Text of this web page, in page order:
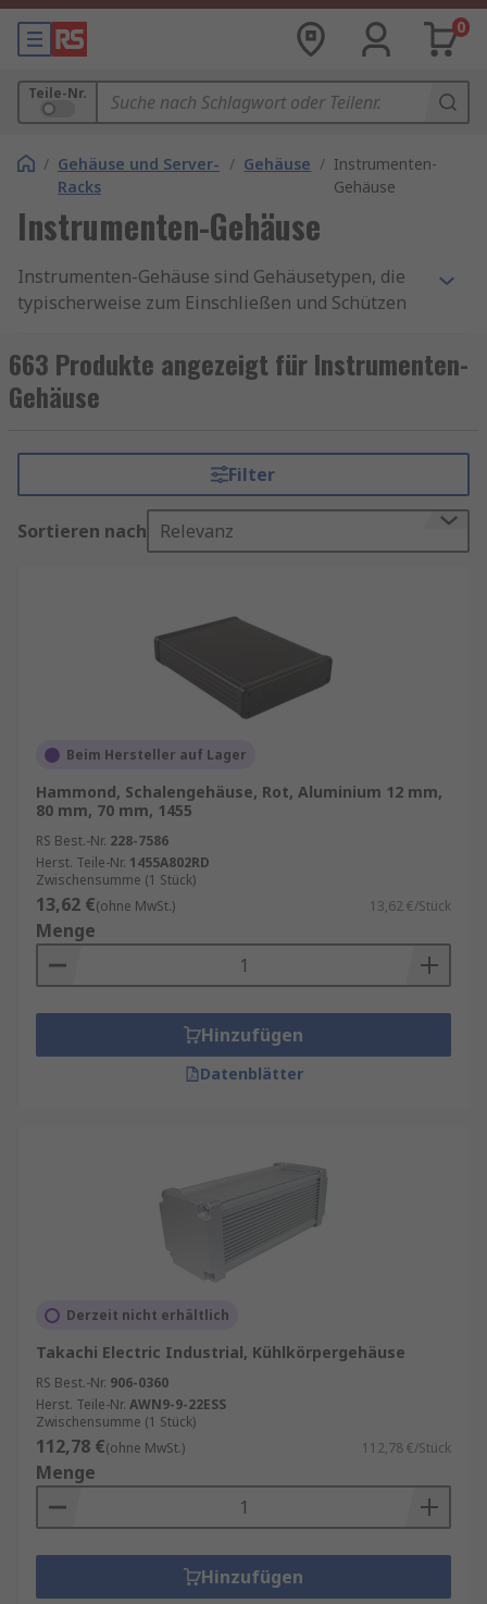
0
Teile-Nr.
/ Gehäuse und Server-
Racks
/ Gehäuse / Instrumenten-
Gehäuse
Instrumenten-Gehäuse
Instrumenten-Gehäuse sind Gehäusetypen, die
typischerweise zum Einschließen und Schützen
Produkte verwendet werden.
Indem Sie Ihre elektrischen Geräte oder
Sie sie mit einem Metallgehäuse, um sie vor
physischen Schäden und/oder Schäden durch
Verunreinigungen wie Staub, Wasser oder
Chemikalien zu schützen.Alles über
Schutzklassen und IP-Schutzarten
Eigenschaften und Vorteile
Es sind Alternativen für komplizierte sowie
für einfache Anforderungen erhältlich
Vollständig gekapselte Modelle bieten eine
wasserdichte Abdichtung, ideal für den
Lamellen an den Seiten dienen als
Kühlkörper (variiert je nach Modell)
Rutschfestigkeit bei bestimmten Modellen
Lässt sich leicht anpassen
Hohe und niedrige Temperaturbereiche
bieten eine große Verfügbarkeit in
verschiedenen Umgebungen
Die Robustheit des Kastens bietet eine
hohe Stoßfestigkeit
LED-Netzteilgehäuse für den Außeneinsatz
Gekapselte Schalter
Industriekamera-Gehäuse
Prozesssteuerungsgeräte
663 Produkte angezeigt für Instrumenten-
Gehäuse
Filter
Sortieren nach Relevanz
Beim Hersteller auf Lager
Hammond, Schalengehäuse, Rot, Aluminium 12 mm,
80 mm, 70 mm, 1455
RS Best.-Nr. 228-7586
Herst. Teile-Nr. 1455A802RD
Zwischensumme (1 Stück)
13,62 €(ohne MwSt.) 13,62 €/Stück
Menge
Hinzufügen
Datenblätter
Derzeit nicht erhältlich
Takachi Electric Industrial, Kühlkörpergehäuse
RS Best.-Nr. 906-0360
Herst. Teile-Nr. AWN9-9-22ESS
Zwischensumme (1 Stück)
112,78 €(ohne MwSt.) 112,78 €/Stück
Menge
Hinzufügen